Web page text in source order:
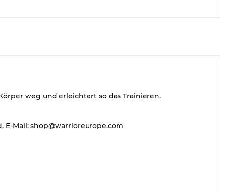
weg und erleichtert so das Trainieren.
E-Mail: shop@warrioreurope.com